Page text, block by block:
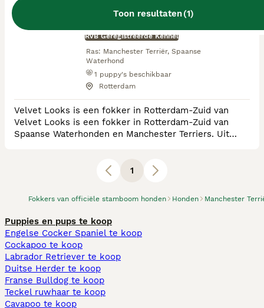
Toon resultaten(1)
Fokkers van officiële stamboom honden Honden Manchester
Velvet Looks
RvB Geregistreerde Kennel
Ras: Manchester Terriër, Spaanse
Waterhond
1 puppy's beschikbaar
Rotterdam
Velvet Looks is een fokker in Rotterdam-Zuid van
Velvet Looks is een fokker in Rotterdam-Zuid van
Spaanse Waterhonden en Manchester Terriers. Uit
3 nestjes per jaar. Om de diversiteit hoog en uniek te
1
Puppies en pups te koop
Engelse Cocker Spaniel te koop
Cockapoo te koop
Labrador Retriever te koop
Duitse Herder te koop
Franse Bulldog te koop
Teckel ruwhaar te koop
Cavapoo te koop